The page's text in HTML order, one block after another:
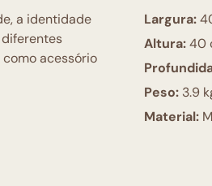
a identidade
acessório
Largura:
Altura:40
Peso: 3.9
Material: